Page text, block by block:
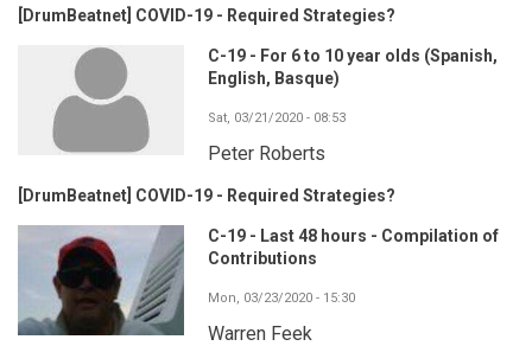
[DrumBeatnet] COVID-19 - Required Strategies?
C-19 - For 6 to 10 year olds (Spanish,
English, Basque)
Sat, 03/21/2020 - 08:53
Peter Roberts
[DrumBeatnet] COVID-19 - Required Strategies?
C-19 - Last 48 hours - Compilation of
Contributions
Mon, 03/23/2020 - 15:30
Warren Feek